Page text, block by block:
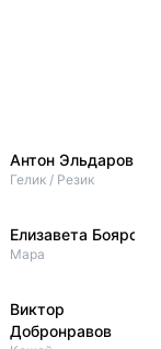
Антон Эльдаров
Гелик / Резик
Елизавета
Мара
Виктор
Добронравов